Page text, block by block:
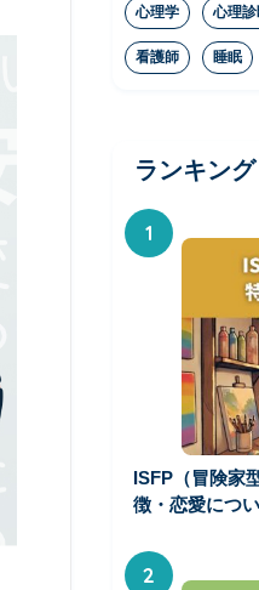
心理学 心理
看護師 睡眠
ランキング
1
ISFP（冒険家
徴・恋愛につ
2